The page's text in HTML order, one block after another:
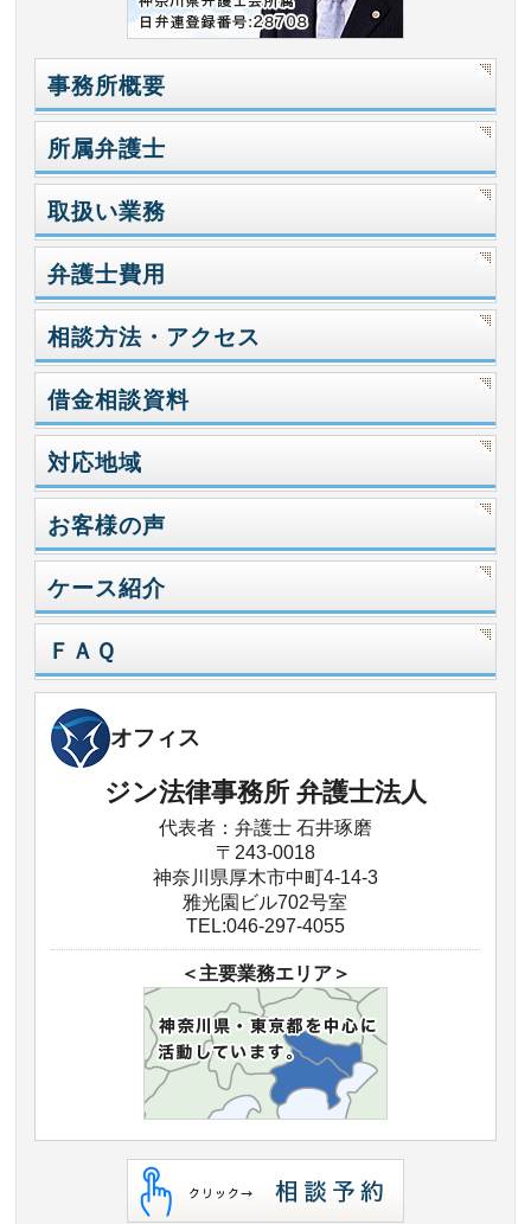
事務所概要
所属弁護士
取扱い業務
弁護士費用
相談方法・アクセス
借金相談資料
対応地域
お客様の声
ケース紹介
ＦＡＱ
オフィス
ジン法律事務所 弁護士法人
代表者：弁護士 石井琢磨
〒243-0018
神奈川県厚木市中町4-14-3
雅光園ビル702号室
TEL:046-297-4055
＜主要業務エリア＞